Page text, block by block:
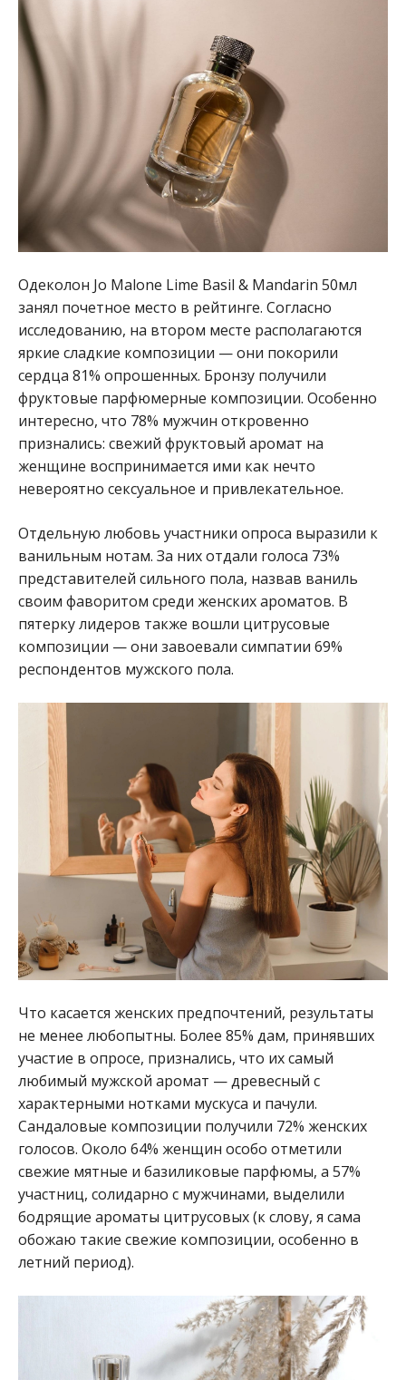
Одеколон Jo Malone Lime Basil & Mandarin 50мл
занял почетное место в рейтинге. Согласно
исследованию, на втором месте располагаются
яркие сладкие композиции — они покорили
сердца 81% опрошенных. Бронзу получили
фруктовые парфюмерные композиции. Особенно
интересно, что 78% мужчин откровенно
признались: свежий фруктовый аромат на
женщине воспринимается ими как нечто
невероятно сексуальное и привлекательное.
Отдельную любовь участники опроса выразили к
ванильным нотам. За них отдали голоса 73%
представителей сильного пола, назвав ваниль
своим фаворитом среди женских ароматов. В
пятерку лидеров также вошли цитрусовые
композиции — они завоевали симпатии 69%
респондентов мужского пола.
Что касается женских предпочтений, результаты
не менее любопытны. Более 85% дам, принявших
участие в опросе, признались, что их самый
любимый мужской аромат — древесный с
характерными нотками мускуса и пачули.
Сандаловые композиции получили 72% женских
голосов. Около 64% женщин особо отметили
свежие мятные и базиликовые парфюмы, а 57%
участниц, солидарно с мужчинами, выделили
бодрящие ароматы цитрусовых (к слову, я сама
обожаю такие свежие композиции, особенно в
летний период).